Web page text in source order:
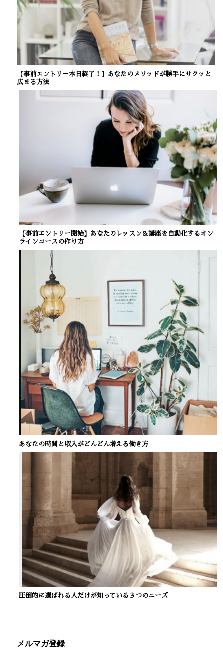
【事前エントリー本日終了！】あなたのメソッドが勝手にサクッと
広まる方法
【事前エントリー開始】あなたのレッスン＆講座を自動化するオン
ラインコースの作り方
あなたの時間と収入がどんどん増える働き方
圧倒的に選ばれる人だけが知っている３つのニーズ
メルマガ登録